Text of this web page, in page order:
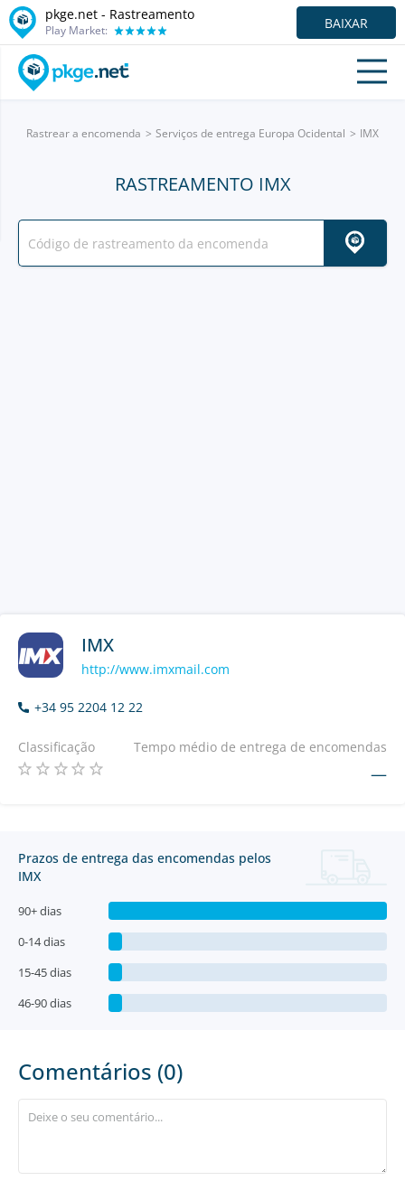
pkge.net - Rastreamento
Play Market: BAIXAR
Rastrear a encomenda Serviços de entrega Europa Ocidental IMX
RASTREAMENTO IMX
IMX
http://www.imxmail.com
+34 95 2204 12 22
Classificação Tempo médio de entrega de encomendas
—
Prazos de entrega das encomendas pelos
IMX
90+ dias
0-14 dias
15-45 dias
46-90 dias
Comentários (0)